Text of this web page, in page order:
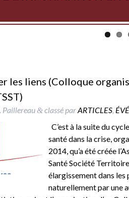
les liens (Colloque
Paillereau &classé parARTICLES,
C’est à la suite du
santé dans la crise,
2014, qu’a été créée
Santé Société
élargissement dans les
naturellement par une